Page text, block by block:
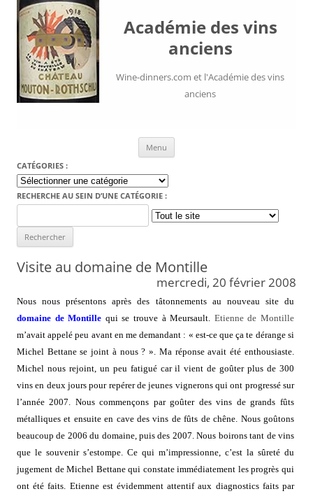
Académie des vins
anciens
Wine-dinners.com et l'Académie des vins
anciens
Menu
CATÉGORIES :
Catégories
:
RECHERCHE AU SEIN D’UNE CATÉGORIE :
for:
Visite au domaine de Montille
mercredi, 20 février 2008
Nous nous présentons après des tâtonnements au nouveau site du
domaine de Montille qui se trouve à Meursault. Etienne de Montille
m’avait appelé peu avant en me demandant : « est-ce que ça te dérange si
Michel Bettane se joint à nous ? ». Ma réponse avait été enthousiaste.
Michel nous rejoint, un peu fatigué car il vient de goûter plus de 300
vins en deux jours pour repérer de jeunes vignerons qui ont progressé sur
l’année 2007. Nous commençons par goûter des vins de grands fûts
métalliques et ensuite en cave des vins de fûts de chêne. Nous goûtons
beaucoup de 2006 du domaine, puis des 2007. Nous boirons tant de vins
que le souvenir s’estompe. Ce qui m’impressionne, c’est la sûreté du
jugement de Michel Bettane qui constate immédiatement les progrès qui
ont été faits. Etienne est évidemment attentif aux diagnostics faits par